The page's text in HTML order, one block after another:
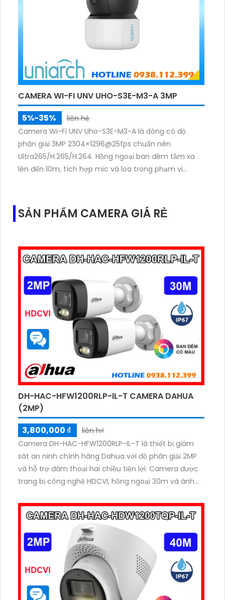
CAMERA WI-FI UNV UHO-S3E-M3-A 3MP
5%-35%
liên hệ
Camera Wi-Fi UNV Uho-S3E-M3-A là dòng có độ
phân giải 3MP 2304×1296@25fps chuẩn nén
Ultra265/H.265/H.264. Hồng ngoại ban đêm tầm xa
lên đến 10m, tích hợp mic và loa trong phạm vi
SẢN PHẨM CAMERA GIÁ RẺ
DH-HAC-HFW1200RLP-IL-T CAMERA DAHUA
(2MP)
3,800,000 ₫
liên h₫
Camera DH-HAC-HFW1200RLP-IL-T là thiết bị giám
sát an ninh chính hãng Dahua với độ phân giải 2MP
và hỗ trợ đàm thoại hai chiều tiện lợi. Camera được
trang bị công nghệ HDCVI, hồng ngoại 30m và ánh
đêm cho hình ảnh có màu vào ban đêm. Chuẩn
chống nước IP67, phù hợp lắp đặt cả trong nhà lẫn
ngoài trời giá rẻ.